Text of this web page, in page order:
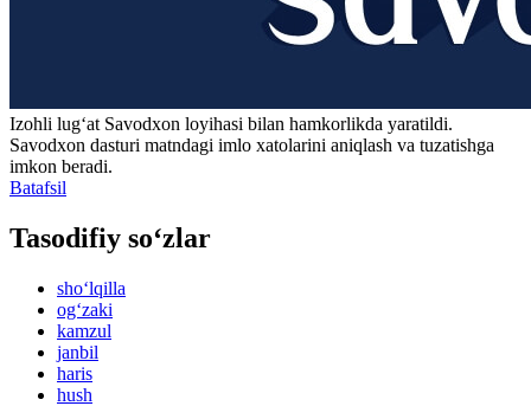
Izohli lugʻat Savodxon loyihasi bilan hamkorlikda yaratildi.
Savodxon dasturi matndagi imlo xatolarini aniqlash va tuzatishga
imkon beradi.
Batafsil
Tasodifiy so‘zlar
sho‘lqilla
og‘zaki
kamzul
janbil
haris
hush